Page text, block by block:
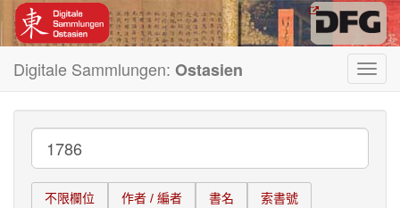
Digitale Sammlungen: Ostasien
不限欄位 作者 / 編者 書名 索書號